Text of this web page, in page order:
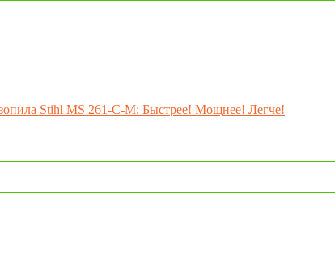
Stihl MS 261-C-M: Быстрее! Мощнее! Легче!